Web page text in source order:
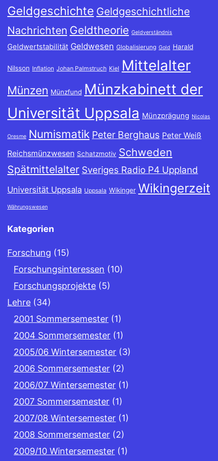
Geldgeschichte Geldgeschichtliche
Nachrichten Geldtheorie Geldverständnis
Geldwertstabilität Geldwesen Globalisierung Gold Harald
Nilsson Inflation Johan Palmstruch Kiel Mittelalter
Münzen Münzfund Münzkabinett der
Universität Uppsala Münzprägung Nicolas
Oresme Numismatik Peter Berghaus Peter Weiß
Reichsmünzwesen Schatzmotiv Schweden
Spätmittelalter Sveriges Radio P4 Uppland
Universität Uppsala Uppsala Wikinger Wikingerzeit
Währungswesen
Kategorien
Forschung (15)
Forschungsinteressen (10)
Forschungsprojekte (5)
Lehre (34)
2001 Sommersemester (1)
2004 Sommersemester (1)
2005/06 Wintersemester (3)
2006 Sommersemester (2)
2006/07 Wintersemester (1)
2007 Sommersemester (1)
2007/08 Wintersemester (1)
2008 Sommersemester (2)
2009/10 Wintersemester (1)